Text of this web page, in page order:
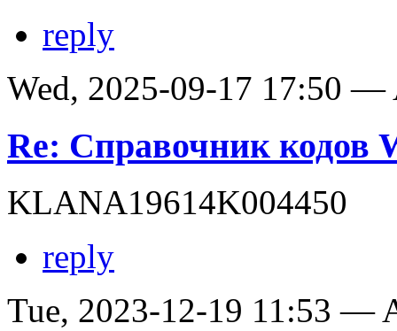
reply
Wed, 2025-09-17 17:50 —
Re: Справочник кодов
KLANA19614K004450
reply
Tue, 2023-12-19 11:53 —